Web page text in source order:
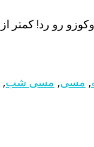
, مسی, مسی شب,